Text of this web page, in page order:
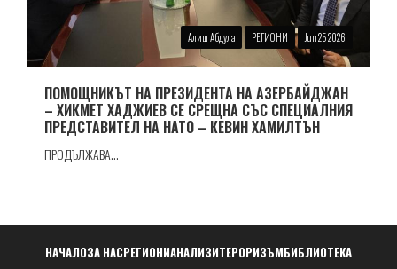
Алиш Абдула РЕГИОНИ Jun 25 2026
ПОМОЩНИКЪТ НА ПРЕЗИДЕНТА НА АЗЕРБАЙДЖАН
– ХИКМЕТ ХАДЖИЕВ СЕ СРЕЩНА СЪС СПЕЦИАЛНИЯ
ПРЕДСТАВИТЕЛ НА НАТО – КЕВИН ХАМИЛТЪН
ПРОДЪЛЖАВА...
Навигация
НАЧАЛОЗА НАСРЕГИОНИАНАЛИЗИТЕРОРИЗЪМБИБЛИОТЕКА